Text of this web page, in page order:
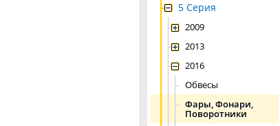
5 Серия
2009
2013
2016
Обвесы
Фары, Фонари,
Поворотники